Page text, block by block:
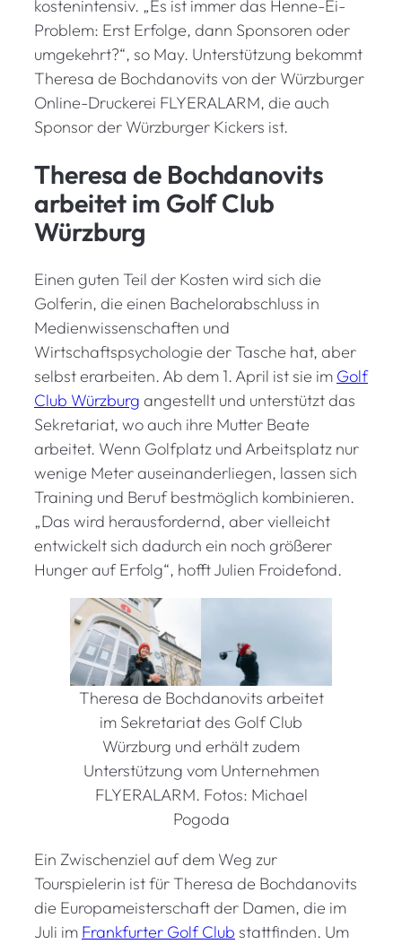
kostenintensiv. „Es ist immer das Henne-Ei-
Problem: Erst Erfolge, dann Sponsoren oder
umgekehrt?“, so May. Unterstützung bekommt
Theresa de Bochdanovits von der Würzburger
Online-Druckerei FLYERALARM, die auch
Sponsor der Würzburger Kickers ist.
Theresa de Bochdanovits
arbeitet im Golf Club
Würzburg
Einen guten Teil der Kosten wird sich die
Golferin, die einen Bachelorabschluss in
Medienwissenschaften und
Wirtschaftspsychologie der Tasche hat, aber
selbst erarbeiten. Ab dem 1. April ist sie im Golf
Club Würzburg angestellt und unterstützt das
Sekretariat, wo auch ihre Mutter Beate
arbeitet. Wenn Golfplatz und Arbeitsplatz nur
wenige Meter auseinanderliegen, lassen sich
Training und Beruf bestmöglich kombinieren.
„Das wird herausfordernd, aber vielleicht
entwickelt sich dadurch ein noch größerer
Hunger auf Erfolg“, hofft Julien Froidefond.
Theresa de Bochdanovits arbeitet
im Sekretariat des Golf Club
Würzburg und erhält zudem
Unterstützung vom Unternehmen
FLYERALARM. Fotos: Michael
Pogoda
Ein Zwischenziel auf dem Weg zur
Tourspielerin ist für Theresa de Bochdanovits
die Europameisterschaft der Damen, die im
Juli im Frankfurter Golf Club stattfinden. Um